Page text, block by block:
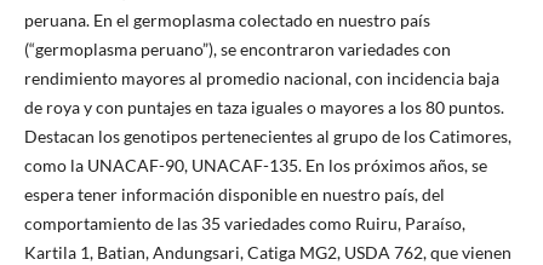
peruana. En el germoplasma colectado en nuestro país
(“germoplasma peruano”), se encontraron variedades con
rendimiento mayores al promedio nacional, con incidencia baja
de roya y con puntajes en taza iguales o mayores a los 80 puntos.
Destacan los genotipos pertenecientes al grupo de los Catimores,
como la UNACAF-90, UNACAF-135. En los próximos años, se
espera tener información disponible en nuestro país, del
comportamiento de las 35 variedades como Ruiru, Paraíso,
Kartila 1, Batian, Andungsari, Catiga MG2, USDA 762, que vienen